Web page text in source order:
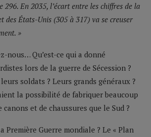
296. En 2035, l’écart entre les chiffres de la
des États-Unis (305 à 317) va se creuser
»
nous… Qu’est-ce qui a donné
lors de la guerre de Sécession ?
soldats ? Leurs grands généraux ?
la possibilité de fabriquer beaucoup
canons et de chaussures que le Sud ?
Première Guerre mondiale ? Le « Plan